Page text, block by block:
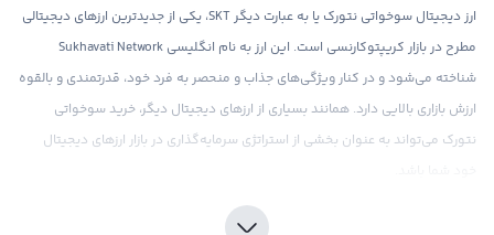
ارز دیجیتال سوخواتی نتورک یا به عبارت دیگر SKT، یکی از جدیدترین ارزهای دیجیتالی
مطرح در بازار کریپتوکارنسی است. این ارز به نام انگلیسی Sukhavati Network
شناخته می‌شود و در کنار ویژگی‌های جذاب و منحصر به فرد خود، قدرتمندی و بالقوه
ارزش بازاری بالایی دارد. همانند بسیاری از ارزهای دیجیتال دیگر، خرید سوخواتی
نتورک می‌تواند به عنوان بخشی از استراتژی سرمایه‌گذاری در بازار ارزهای دیجیتال
صرافی رابکس به عنوان یکی از پیشروان در زمینه خرید و فروش ارزهای دیجیتال،